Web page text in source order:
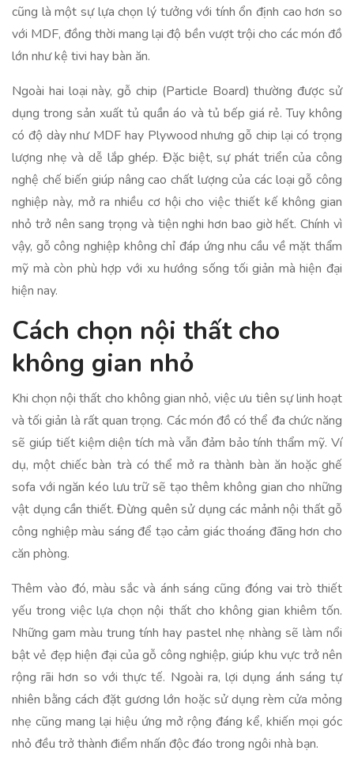
cũng là một sự lựa chọn lý tưởng với tính ổn định cao hơn so
với MDF, đồng thời mang lại độ bền vượt trội cho các món đồ
lớn như kệ tivi hay bàn ăn.
Ngoài hai loại này, gỗ chip (Particle Board) thường được sử
dụng trong sản xuất tủ quần áo và tủ bếp giá rẻ. Tuy không
có độ dày như MDF hay Plywood nhưng gỗ chip lại có trọng
lượng nhẹ và dễ lắp ghép. Đặc biệt, sự phát triển của công
nghệ chế biến giúp nâng cao chất lượng của các loại gỗ công
nghiệp này, mở ra nhiều cơ hội cho việc thiết kế không gian
nhỏ trở nên sang trọng và tiện nghi hơn bao giờ hết. Chính vì
vậy, gỗ công nghiệp không chỉ đáp ứng nhu cầu về mặt thẩm
mỹ mà còn phù hợp với xu hướng sống tối giản mà hiện đại
hiện nay.
Cách chọn nội thất cho
không gian nhỏ
Khi chọn nội thất cho không gian nhỏ, việc ưu tiên sự linh hoạt
và tối giản là rất quan trọng. Các món đồ có thể đa chức năng
sẽ giúp tiết kiệm diện tích mà vẫn đảm bảo tính thẩm mỹ. Ví
dụ, một chiếc bàn trà có thể mở ra thành bàn ăn hoặc ghế
sofa với ngăn kéo lưu trữ sẽ tạo thêm không gian cho những
vật dụng cần thiết. Đừng quên sử dụng các mảnh nội thất gỗ
công nghiệp màu sáng để tạo cảm giác thoáng đãng hơn cho
căn phòng.
Thêm vào đó, màu sắc và ánh sáng cũng đóng vai trò thiết
yếu trong việc lựa chọn nội thất cho không gian khiêm tốn.
Những gam màu trung tính hay pastel nhẹ nhàng sẽ làm nổi
bật vẻ đẹp hiện đại của gỗ công nghiệp, giúp khu vực trở nên
rộng rãi hơn so với thực tế. Ngoài ra, lợi dụng ánh sáng tự
nhiên bằng cách đặt gương lớn hoặc sử dụng rèm cửa mỏng
nhẹ cũng mang lại hiệu ứng mở rộng đáng kể, khiến mọi góc
nhỏ đều trở thành điểm nhấn độc đáo trong ngôi nhà bạn.